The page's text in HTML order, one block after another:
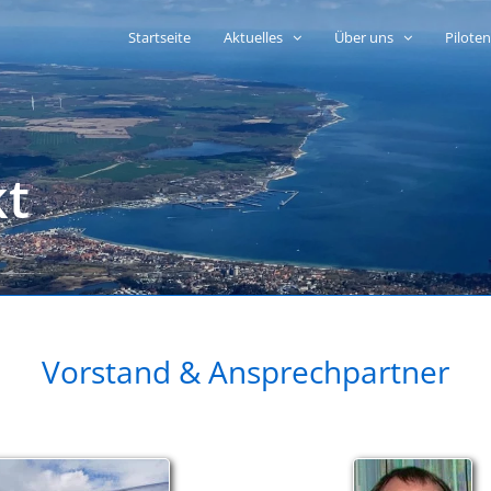
Startseite Aktuelles Über uns
Vorstand & Ansprechpartner